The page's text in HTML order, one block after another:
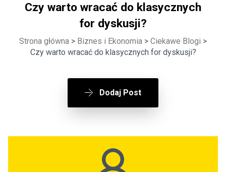
Czy warto wracać do klasycznych
for dyskusji?
Strona główna > Biznes i Ekonomia > Ciekawe Blogi >
Czy warto wracać do klasycznych for dyskusji?
Dodaj Post